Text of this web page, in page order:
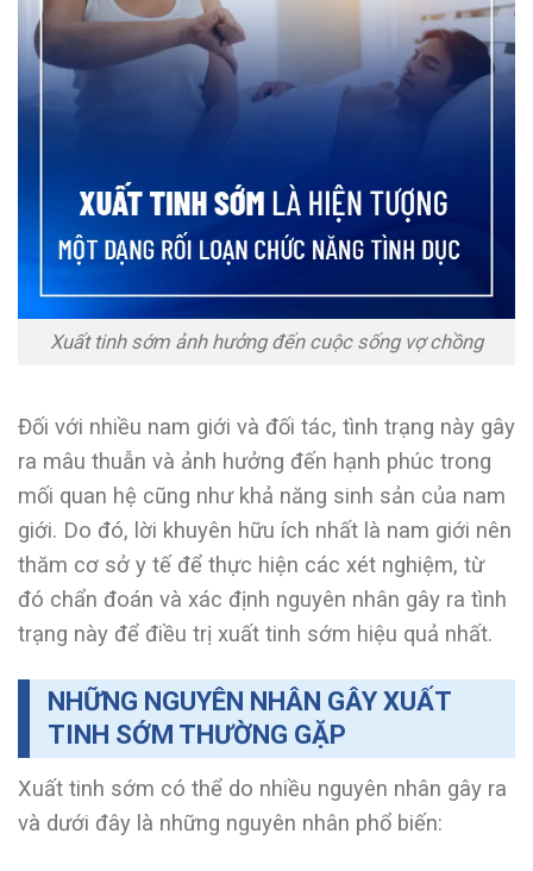
Xuất tinh sớm ảnh hưởng đến cuộc sống vợ chồng
Đối với nhiều nam giới và đối tác, tình trạng này gây
ra mâu thuẫn và ảnh hưởng đến hạnh phúc trong
mối quan hệ cũng như khả năng sinh sản của nam
giới. Do đó, lời khuyên hữu ích nhất là nam giới nên
thăm cơ sở y tế để thực hiện các xét nghiệm, từ
đó chẩn đoán và xác định nguyên nhân gây ra tình
trạng này để điều trị xuất tinh sớm hiệu quả nhất.
NHỮNG NGUYÊN NHÂN GÂY XUẤT
TINH SỚM THƯỜNG GẶP
Xuất tinh sớm có thể do nhiều nguyên nhân gây ra
và dưới đây là những nguyên nhân phổ biến: